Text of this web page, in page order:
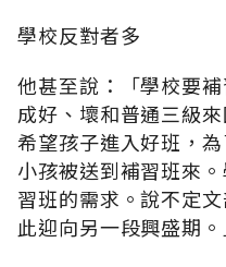
學校反對者多
他甚至說：「學校要
成好、壞和普通三級
希望孩子進入好班，
小孩被送到補習班來
習班的需求。說不定
此迎向另一段興盛期。